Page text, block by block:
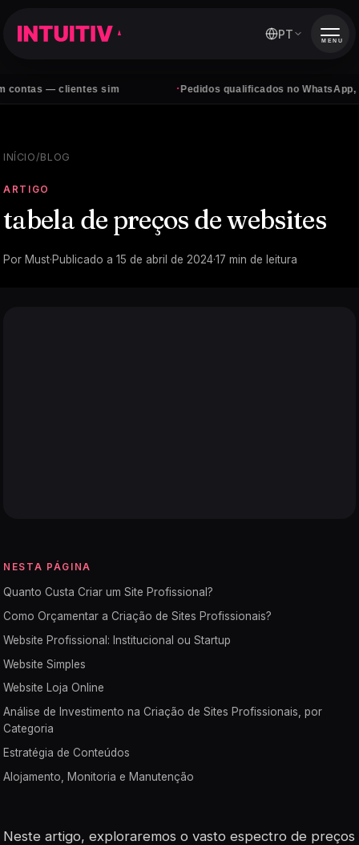
clientes sim Pedidos qualificados no WhatsApp, todos os
PT MENU
INÍCIO/BLOG
ARTIGO
tabela de preços de websites
Por Must·Publicado a 15 de abril de 2024·17 min de leitura
NESTA PÁGINA
Quanto Custa Criar um Site Profissional?
Como Orçamentar a Criação de Sites Profissionais?
Website Profissional: Institucional ou Startup
Website Simples
Website Loja Online
Análise de Investimento na Criação de Sites Profissionais, por
Categoria
Estratégia de Conteúdos
Alojamento, Monitoria e Manutenção
Neste artigo, exploraremos o vasto espectro de preços